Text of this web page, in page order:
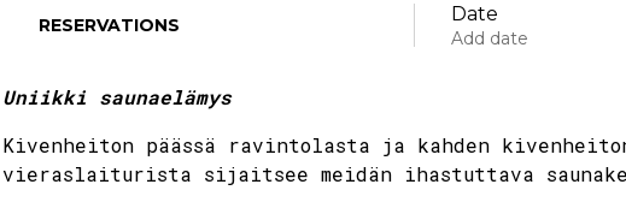
RESERVATIONS
Date
Add date
August
Uniikki saunaelämys
Kivenheiton päässä ravintolasta ja kahden
vieraslaiturista sijaitsee meidän ihastuttava